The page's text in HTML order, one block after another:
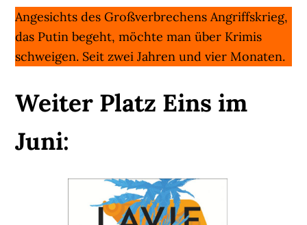
Angesichts des Großverbrechens Angriffskrieg,
das Putin begeht, möchte man über Krimis
schweigen. Seit zwei Jahren und vier Monaten.
Weiter Platz Eins im
Juni: